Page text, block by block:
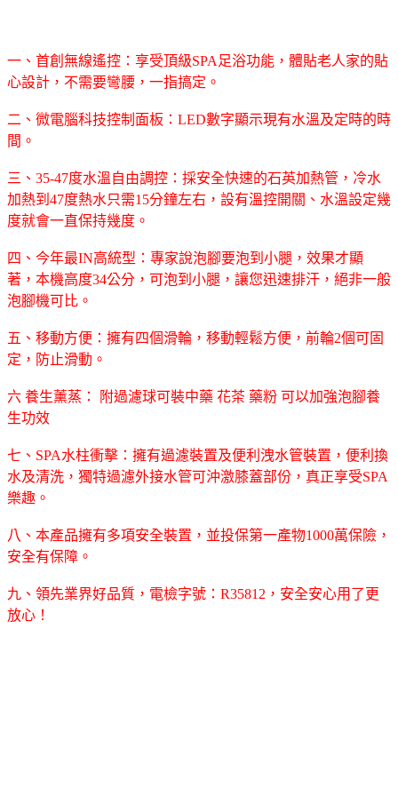
一、首創無線遙控：享受頂級SPA足浴功能，體貼老人家的貼
心設計，不需要彎腰，一指搞定。
二、微電腦科技控制面板：LED數字顯示現有水溫及定時的時
間。
三、35-47度水溫自由調控：採安全快速的石英加熱管，冷水
加熱到47度熱水只需15分鐘左右，設有溫控開關、水溫設定幾
度就會一直保持幾度。
四、今年最IN高統型：專家說泡腳要泡到小腿，效果才顯
著，本機高度34公分，可泡到小腿，讓您迅速排汗，絕非一般
泡腳機可比。
五、移動方便：擁有四個滑輪，移動輕鬆方便，前輪2個可固
定，防止滑動。
六 養生薰蒸： 附過濾球可裝中藥 花茶 藥粉 可以加強泡腳養
生功效
七、SPA水柱衝擊：擁有過濾裝置及便利洩水管裝置，便利換
水及清洗，獨特過濾外接水管可沖激膝蓋部份，真正享受SPA
樂趣。
八、本產品擁有多項安全裝置，並投保第一產物1000萬保險，
安全有保障。
九、領先業界好品質，電檢字號：R35812，安全安心用了更
放心！